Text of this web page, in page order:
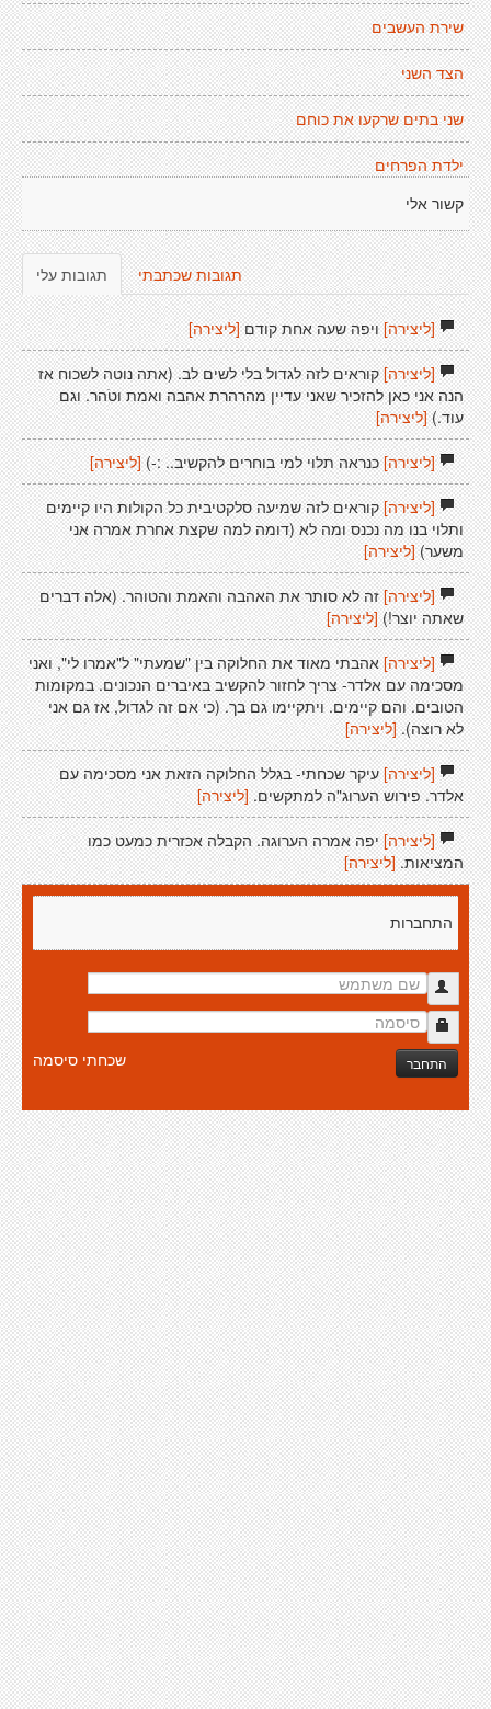
שירת העשבים
הצד השני
שני בתים שרקעו את כוחם
ילדת הפרחים
קשור אלי
תגובות עלי תגובות שכתבתי
[ליצירה]ויפה שעה אחת קודם [ליצירה]
[ליצירה]קוראים לזה לגדול בלי לשים לב. (אתה נוטה לשכוח אז
הנה אני כאן להזכיר שאני עדיין מהרהרת אהבה ואמת וטֹהר. וגם
עוד.) [ליצירה]
[ליצירה]כנראה תלוי למי בוחרים להקשיב.. :-) [ליצירה]
[ליצירה]קוראים לזה שמיעה סלקטיבית כל הקולות היו קיימים
ותלוי בנו מה נכנס ומה לא (דומה למה שקצת אחרת אמרה אני
משער) [ליצירה]
[ליצירה]זה לא סותר את האהבה והאמת והטוהר. (אלה דברים
שאתה יוצר!) [ליצירה]
[ליצירה]אהבתי מאוד את החלוקה בין "שמעתי" ל"אמרו לי", ואני
מסכימה עם אלדר- צריך לחזור להקשיב באיברים הנכונים. במקומות
הטובים. והם קיימים. ויתקיימו גם בך. (כי אם זה לגדול, אז גם אני
לא רוצה).[ליצירה]
[ליצירה]עיקר שכחתי- בגלל החלוקה הזאת אני מסכימה עם
אלדר. פירוש הערוג"ה למתקשים. [ליצירה]
[ליצירה]יפה אמרה הערוגה. הקבלה אכזרית כמעט כמו
המציאות. [ליצירה]
התחברות
התחבר שכחתי סיסמה